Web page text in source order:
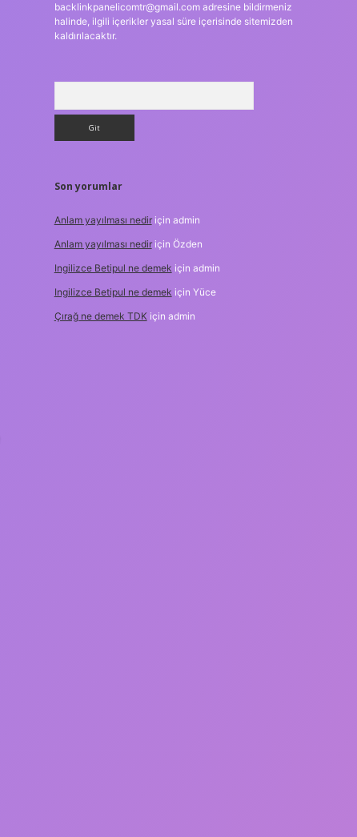
backlinkpanelicomtr@gmail.comadresine bildirmeniz
halinde, ilgili içerikler yasal süre içerisinde sitemizden
kaldırılacaktır.
Son yorumlar
Anlam yayılması nediriçin admin
Anlam yayılması nediriçin Özden
Ingilizce Betipul ne demek için admin
Ingilizce Betipul ne demek için Yüce
Çırağ ne demek TDKiçin admin